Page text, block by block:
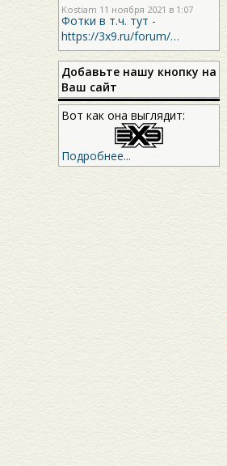
Kostiam 11 ноября 2021 в 1:07
Фотки в т.ч. тут -
https://3x9.ru/forum/…
Добавьте нашу кнопку на
Ваш сайт
Вот как она выглядит:
Подробнее...